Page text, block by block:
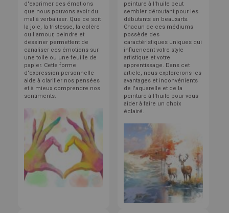
d'exprimer des émotions
que nous pouvons avoir du
mal à verbaliser. Que ce soit
la joie, la tristesse, la colère
ou l'amour, peindre et
dessiner permettent de
canaliser ces émotions sur
une toile ou une feuille de
papier. Cette forme
d'expression personnelle
aide à clarifier nos pensées
et à mieux comprendre nos
sentiments.
peinture à l'huile peut
sembler déroutant pour les
débutants en beauxarts.
Chacun de ces médiums
possède des
caractéristiques uniques qui
influencent votre style
artistique et votre
apprentissage. Dans cet
article, nous explorerons les
avantages et inconvénients
de l'aquarelle et de la
peinture à l'huile pour vous
aider à faire un choix
éclairé.